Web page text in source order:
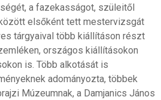
a fazekasságot, szüleitől
elsőként tett mestervizsgát
tárgyaival több kiállításon részt
országos kiállításokon
is. Több alkotását is
adományozta, többek
Múzeumnak, a Damjanics János